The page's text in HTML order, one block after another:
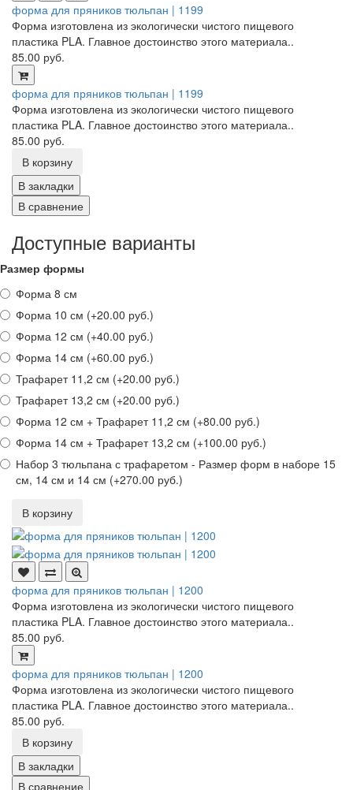
форма для пряников тюльпан | 1199
Форма изготовлена из экологически чистого пищевого
пластика PLA. Главное достоинство этого материала..
85.00 руб.
форма для пряников тюльпан | 1199
Форма изготовлена из экологически чистого пищевого
пластика PLA. Главное достоинство этого материала..
85.00 руб.
В корзину
В закладки
В сравнение
Доступные варианты
Размер формы
Форма 8 см
Форма 10 см (+20.00 руб.)
Форма 12 см (+40.00 руб.)
Форма 14 см (+60.00 руб.)
Трафарет 11,2 см (+20.00 руб.)
Трафарет 13,2 см (+20.00 руб.)
Форма 12 см + Трафарет 11,2 см (+80.00 руб.)
Форма 14 см + Трафарет 13,2 см (+100.00 руб.)
Набор 3 тюльпана с трафаретом - Размер форм в наборе 15
см, 14 см и 14 см (+270.00 руб.)
В корзину
форма для пряников тюльпан | 1200
Форма изготовлена из экологически чистого пищевого
пластика PLA. Главное достоинство этого материала..
85.00 руб.
форма для пряников тюльпан | 1200
Форма изготовлена из экологически чистого пищевого
пластика PLA. Главное достоинство этого материала..
85.00 руб.
В корзину
В закладки
В сравнение